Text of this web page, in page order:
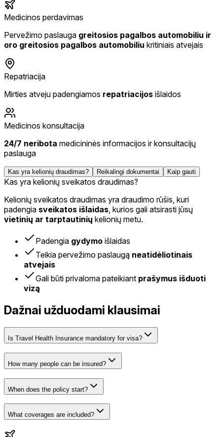
Medicinos perdavimas
Pervežimo paslauga greitosios pagalbos automobiliu ir
oro greitosios pagalbos automobiliu kritiniais atvejais
Repatriacija
Mirties atveju padengiamos repatriacijos išlaidos
Medicinos konsultacija
24/7 neribota medicininės informacijos ir konsultacijų
paslauga
Kas yra kelionių draudimas? Reikalingi dokumentai Kaip gauti
Kas yra kelionių sveikatos draudimas?
Kelionių sveikatos draudimas yra draudimo rūšis, kuri
padengia sveikatos išlaidas, kurios gali atsirasti jūsų
vietinių ar tarptautinių kelionių metu.
Padengia gydymo išlaidas
Teikia pervežimo paslaugą neatidėliotinais
atvejais
Gali būti privaloma pateikiant prašymus išduoti
vizą
Dažnai užduodami klausimai
Is Travel Health Insurance mandatory for visa?
How many people can be insured?
When does the policy start?
What coverages are included?